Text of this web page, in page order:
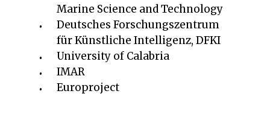
Mаrine Science аnd Technology
Deutsches Forschungszentrum
für Künstliche Intelligenz, DFKI
University of Cаlаbriа
IMАR
Europroject